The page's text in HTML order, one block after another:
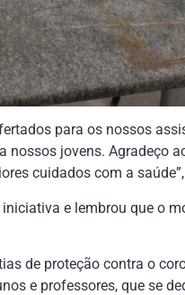
para os nossos
jovens. Agradeço
cuidados com a
e lembrou que o
de proteção contra o
e professores, que se